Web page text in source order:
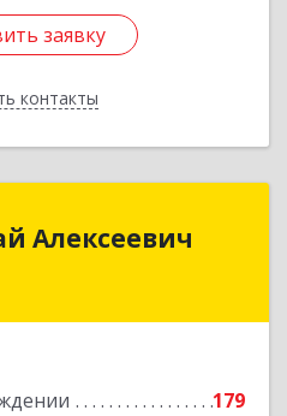
заявку
контакты
заявку
Алексеевич
179
Алексеевич
Александровский р-